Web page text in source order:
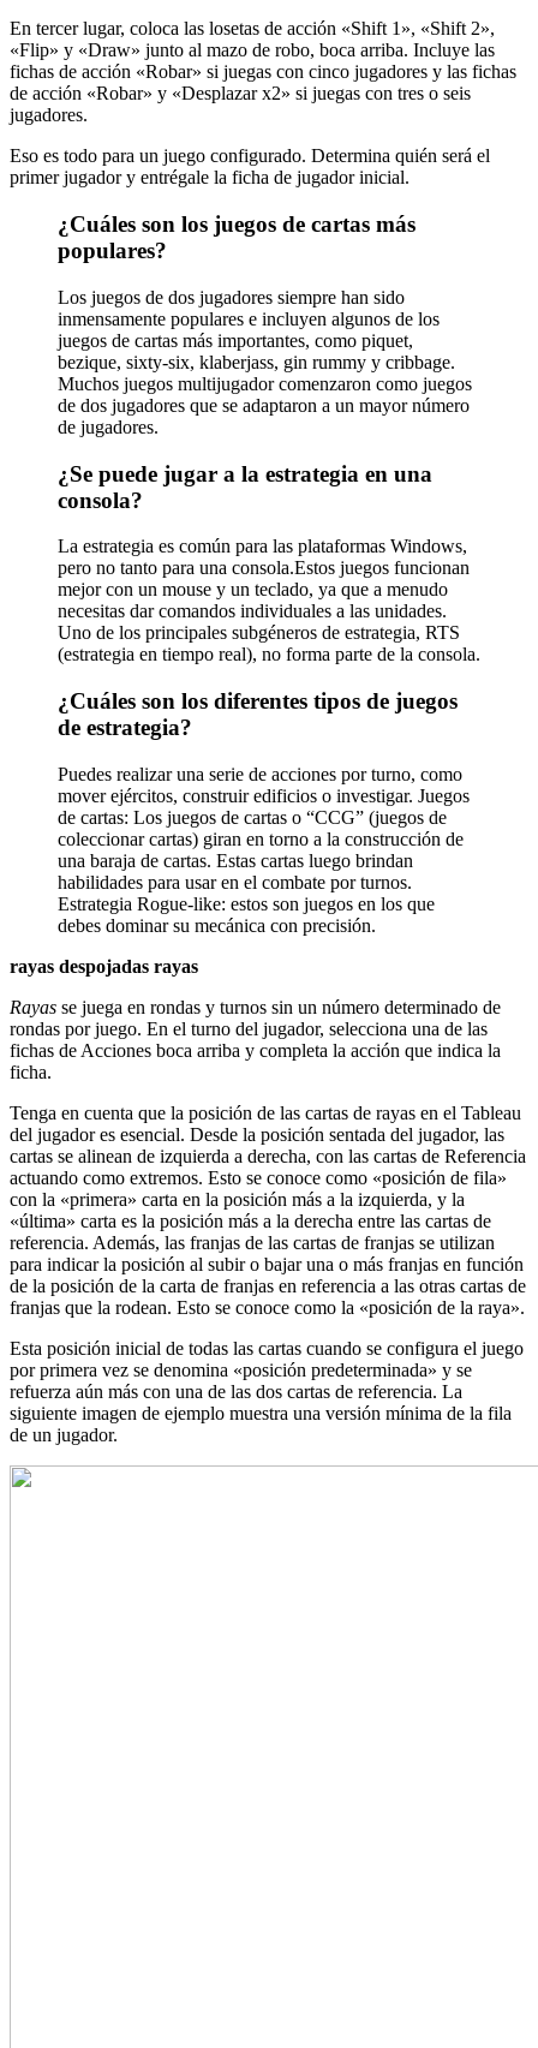
En tercer lugar, coloca las losetas de acción «Shift 1», «Shift 2»,
«Flip» y «Draw» junto al mazo de robo, boca arriba. Incluye las
fichas de acción «Robar» si juegas con cinco jugadores y las fichas
de acción «Robar» y «Desplazar x2» si juegas con tres o seis
jugadores.
Eso es todo para un juego configurado. Determina quién será el
primer jugador y entrégale la ficha de jugador inicial.
¿Cuáles son los juegos de cartas más
populares?
Los juegos de dos jugadores siempre han sido
inmensamente populares e incluyen algunos de los
juegos de cartas más importantes, como piquet,
bezique, sixty-six, klaberjass, gin rummy y cribbage.
Muchos juegos multijugador comenzaron como juegos
de dos jugadores que se adaptaron a un mayor número
de jugadores.
¿Se puede jugar a la estrategia en una
consola?
La estrategia es común para las plataformas Windows,
pero no tanto para una consola.Estos juegos funcionan
mejor con un mouse y un teclado, ya que a menudo
necesitas dar comandos individuales a las unidades.
Uno de los principales subgéneros de estrategia, RTS
(estrategia en tiempo real), no forma parte de la consola.
¿Cuáles son los diferentes tipos de juegos
de estrategia?
Puedes realizar una serie de acciones por turno, como
mover ejércitos, construir edificios o investigar. Juegos
de cartas: Los juegos de cartas o “CCG” (juegos de
coleccionar cartas) giran en torno a la construcción de
una baraja de cartas. Estas cartas luego brindan
habilidades para usar en el combate por turnos.
Estrategia Rogue-like: estos son juegos en los que
debes dominar su mecánica con precisión.
rayas despojadas rayas
Rayas se juega en rondas y turnos sin un número determinado de
rondas por juego. En el turno del jugador, selecciona una de las
fichas de Acciones boca arriba y completa la acción que indica la
ficha.
Tenga en cuenta que la posición de las cartas de rayas en el Tableau
del jugador es esencial. Desde la posición sentada del jugador, las
cartas se alinean de izquierda a derecha, con las cartas de Referencia
actuando como extremos. Esto se conoce como «posición de fila»
con la «primera» carta en la posición más a la izquierda, y la
«última» carta es la posición más a la derecha entre las cartas de
referencia. Además, las franjas de las cartas de franjas se utilizan
para indicar la posición al subir o bajar una o más franjas en función
de la posición de la carta de franjas en referencia a las otras cartas de
franjas que la rodean. Esto se conoce como la «posición de la raya».
Esta posición inicial de todas las cartas cuando se configura el juego
por primera vez se denomina «posición predeterminada» y se
refuerza aún más con una de las dos cartas de referencia. La
siguiente imagen de ejemplo muestra una versión mínima de la fila
de un jugador.